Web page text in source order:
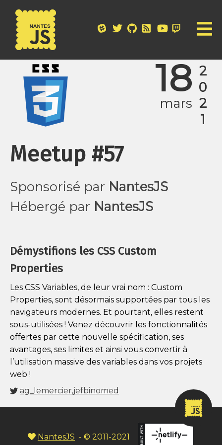
18
mars 2021
Meetup #57
Sponsorisé par NantesJS
Hébergé par NantesJS
Démystifions les CSS Custom
Properties
Les CSS Variables, de leur vrai nom : Custom
Properties, sont désormais supportées par tous les
navigateurs modernes. Et pourtant, elles restent
sous-utilisées ! Venez découvrir les fonctionnalités
offertes par cette nouvelle spécification, ses
avantages, ses limites et ainsi vous convertir à
l’utilisation massive des variables dans vos projets
web !
ag_lemercier,jefbinomed
NantesJS - © 2011-2021